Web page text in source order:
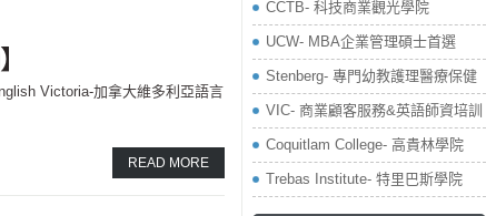
Victoria-加拿大維多利亞語言
READ MORE
CCTB- 科技商業觀光學院
UCW- MBA企業管理碩士首選
Stenberg- 專門幼教護理醫療保健
VIC- 商業顧客服務&英語師資培訓
Coquitlam College- 高貴林學院
Trebas Institute- 特里巴斯學院